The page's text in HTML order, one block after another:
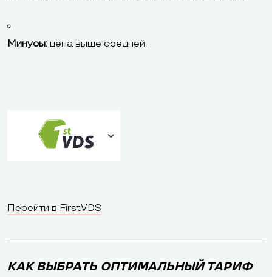
Минусы: цена выше средней.
Перейти в FirstVDS
КАК ВЫБРАТЬ ОПТИМАЛЬНЫЙ ТАРИФ